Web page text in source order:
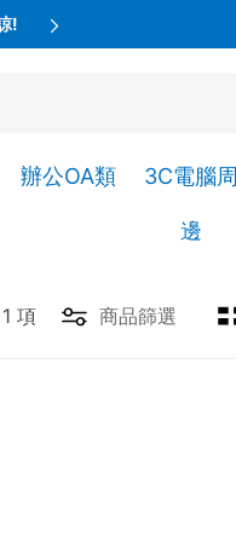
辦公OA類 3C電腦周
邊
1 項 商品篩選